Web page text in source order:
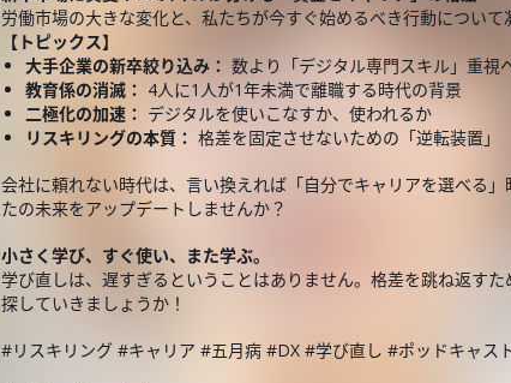
労働市場の大きな変化と、私たちが今すぐ始めるべき行動につい
【トピックス】
大手企業の新卒絞り込み： 数より「デジタル専門スキル」重視
教育係の消滅： 4人に1人が1年未満で離職する時代の背景
二極化の加速： デジタルを使いこなすか、使われるか
リスキリングの本質： 格差を固定させないための「逆転装置」
会社に頼れない時代は、言い換えれば「自分でキャリアを選べる
たの未来をアップデートしませんか？
小さく学び、すぐ使い、また学ぶ。
学び直しは、遅すぎるということはありません。格差を跳ね返す
探していきましょうか！
#リスキリング #キャリア #五月病 #DX #学び直し #ポッドキャス